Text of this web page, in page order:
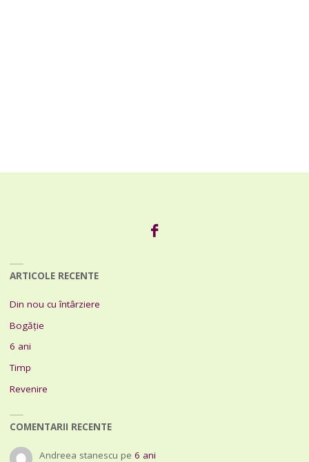
ARTICOLE RECENTE
Din nou cu întârziere
Bogăție
6 ani
Timp
Revenire
COMENTARII RECENTE
Andreea stanescu pe6 ani